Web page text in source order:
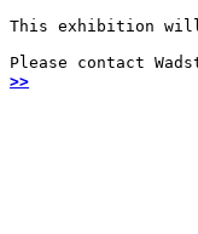
This exhibition
Please contact
>>